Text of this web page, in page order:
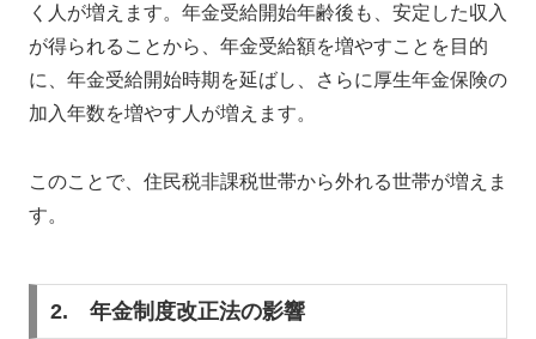
く人が増えます。年金受給開始年齢後も、安定した収入
が得られることから、年金受給額を増やすことを目的
に、年金受給開始時期を延ばし、さらに厚生年金保険の
加入年数を増やす人が増えます。
このことで、住民税非課税世帯から外れる世帯が増えま
す。
2. 年金制度改正法の影響